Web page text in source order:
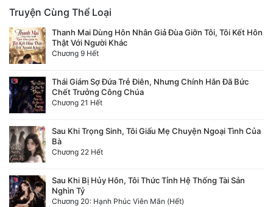
Quân Sự
Sảng Văn
Sắc
Sủng
Thanh Xuân
Tiên Hiệp
Tiểu Thuyết
Trinh Thám
Triều Đấu
Truyện Cùng Thể Loại
Thanh Mai Dùng Hôn Nhân Giả Đùa Giỡn Tôi, Tôi Kết Hôn
Thật Với Người Khác
Chương 9 Hết
Thái Giám Sợ Đứa Trẻ Điên, Nhưng Chính Hắn Đã Bức
Chết Trưởng Công Chúa
Chương 21 Hết
Sau Khi Trọng Sinh, Tôi Giấu Mẹ Chuyện Ngoại Tình Của
Bà
Chương 22 Hết
Sau Khi Bị Hủy Hôn, Tôi Thức Tỉnh Hệ Thống Tài Sản
Nghìn Tỷ
Chương 20: Hạnh Phúc Viên Mãn (Hết)